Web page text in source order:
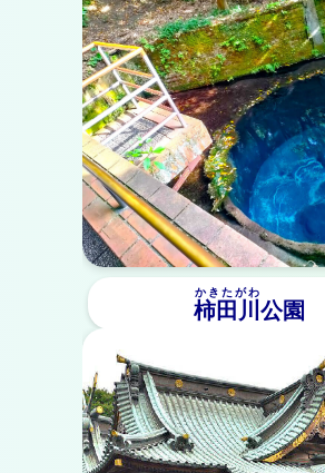
柿田川
かきたがわ
公園